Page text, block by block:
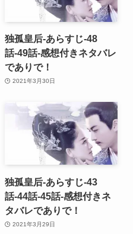
独孤皇后-あらすじ-48
話-49話-感想付きネタバレ
でありで！
2021年3月30日
独孤皇后-あらすじ-43
話-44話-45話-感想付きネ
タバレでありで！
2021年3月29日